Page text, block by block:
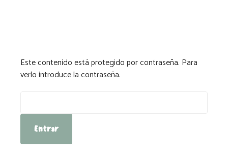
Este contenido está protegido por contraseña. Para
verlo introduce la contraseña.